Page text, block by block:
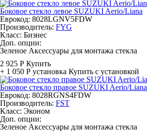
Боковое стекло левое SUZUKI Aerio/Liana
Еврокод: 8028LGNV5FDW
Производитель: FYG
Класс: Бизнес
Доп. опции:
Зеленое Аксессуары для монтажа стекла
2 925 Р Купить
+ 1 050 Р установка Купить с установкой
Боковое стекло правое SUZUKI Aerio/Liana
Еврокод: 8028RGNS4FDW
Производитель: FST
Класс: Эконом
Доп. опции:
Зеленое Аксессуары для монтажа стекла